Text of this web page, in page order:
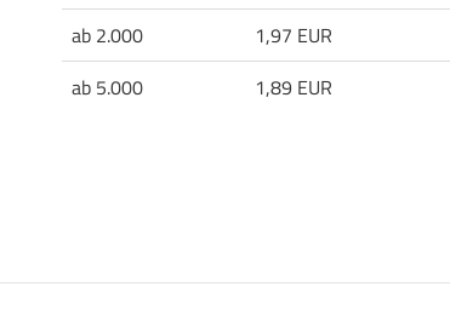
ab 2.000
1,97 EUR
ab 5.000
1,89 EUR